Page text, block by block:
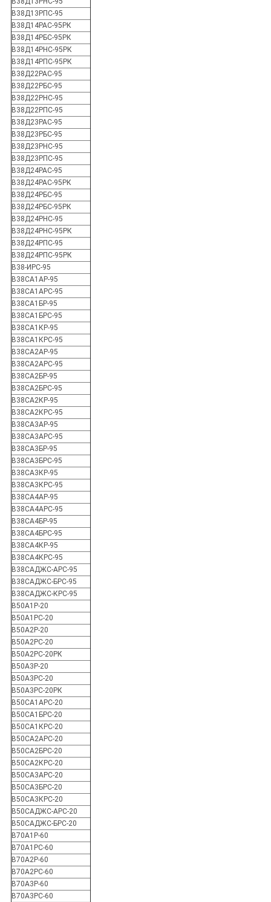
В38Д13РПС-95
В38Д14РАС-95РК
В38Д14РБС-95РК
В38Д14РНС-95РК
В38Д14РПС-95РК
В38Д22РАС-95
В38Д22РБС-95
В38Д22РНС-95
В38Д22РПС-95
В38Д23РАС-95
В38Д23РБС-95
В38Д23РНС-95
В38Д23РПС-95
В38Д24РАС-95
В38Д24РАС-95РК
В38Д24РБС-95
В38Д24РБС-95РК
В38Д24РНС-95
В38Д24РНС-95РК
В38Д24РПС-95
В38Д24РПС-95РК
В38-ИРС-95
В38СА1АР-95
В38СА1АРС-95
В38СА1БР-95
В38СА1БРС-95
В38СА1КР-95
В38СА1КРС-95
В38СА2АР-95
В38СА2АРС-95
В38СА2БР-95
В38СА2БРС-95
В38СА2КР-95
В38СА2КРС-95
В38СА3АР-95
В38СА3АРС-95
В38СА3БР-95
В38СА3БРС-95
В38СА3КР-95
В38СА3КРС-95
В38СА4АР-95
В38СА4АРС-95
В38СА4БР-95
В38СА4БРС-95
В38СА4КР-95
В38СА4КРС-95
В38САДЖС-АРС-95
В38САДЖС-БРС-95
В38САДЖС-КРС-95
В50А1Р-20
В50А1РС-20
В50А2Р-20
В50А2РС-20
В50А2РС-20РК
В50А3Р-20
В50А3РС-20
В50А3РС-20РК
В50СА1АРС-20
В50СА1БРС-20
В50СА1КРС-20
В50СА2АРС-20
В50СА2БРС-20
В50СА2КРС-20
В50СА3АРС-20
В50СА3БРС-20
В50СА3КРС-20
В50САДЖС-АРС-20
В50САДЖС-БРС-20
В70А1Р-60
В70А1РС-60
В70А2Р-60
В70А2РС-60
В70А3Р-60
В70А3РС-60